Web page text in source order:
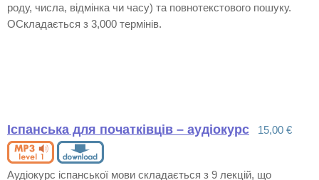
роду, числа, відмінка чи часу) та повнотекстового пошуку.
OСкладається з 3,000 термінів.
Іспанська для початківців – аудіокурс 15,00 €
Аудіокурс іспанської мови складається з 9 лекцій, що